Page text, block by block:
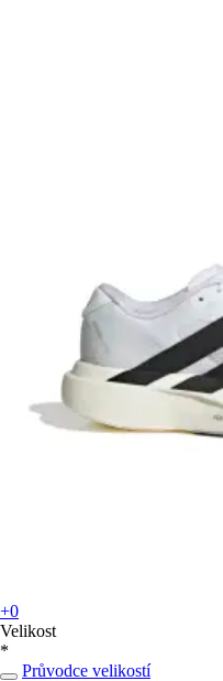
+0
Velikost
*
Průvodce velikostí